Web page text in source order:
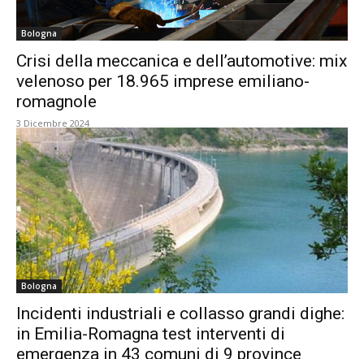
Bologna
Crisi della meccanica e dell’automotive: mix
velenoso per 18.965 imprese emiliano-
romagnole
3 Dicembre 2024
Bologna
Incidenti industriali e collasso grandi dighe:
in Emilia-Romagna test interventi di
emergenza in 43 comuni di 9 province